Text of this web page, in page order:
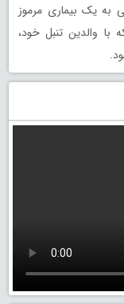
به یک بیماری مرموز
والدین تنبل خود،